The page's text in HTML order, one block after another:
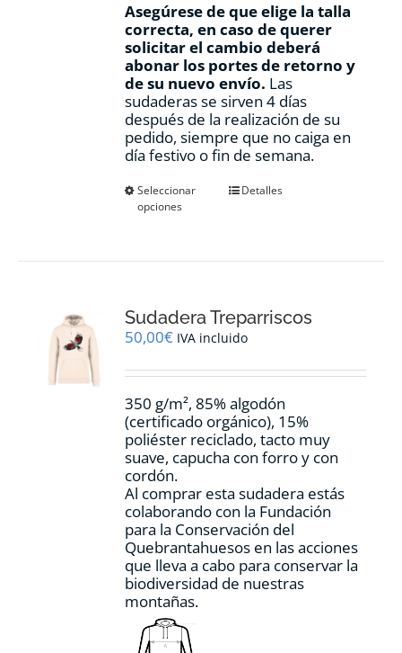
Asegúrese de que elige la talla
correcta, en caso de querer
solicitar el cambio deberá
abonar los portes de retorno y
de su nuevo envío. Las
sudaderas se sirven 4 días
después de la realización de su
pedido, siempre que no caiga en
día festivo o fin de semana.
Seleccionar
opciones
Este
se
pueden
en
página
de
producto
Detalles
Sudadera Treparriscos
50,00€ IVA incluido
350 g/m², 85% algodón
(certificado orgánico), 15%
poliéster reciclado, tacto muy
suave, capucha con forro y con
cordón.
Al comprar esta sudadera estás
colaborando con la Fundación
para la Conservación del
Quebrantahuesos en las acciones
que lleva a cabo para conservar la
biodiversidad de nuestras
montañas.